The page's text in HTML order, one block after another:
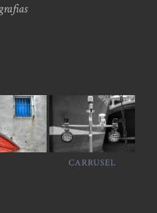
CARRUSEL